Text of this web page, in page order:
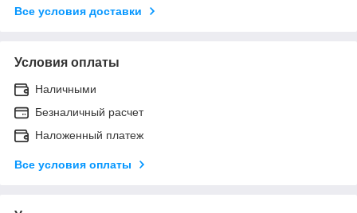
Все условия доставки
Условия оплаты
Наличными
Безналичный расчет
Наложенный платеж
Все условия оплаты